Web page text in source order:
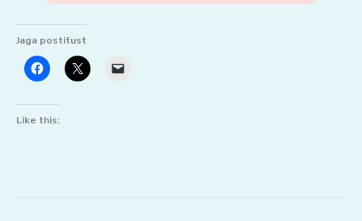
Jaga postitust
Like this: